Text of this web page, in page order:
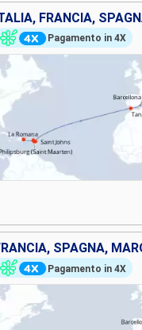
Pagamento in 4X
Pagamento in 4X